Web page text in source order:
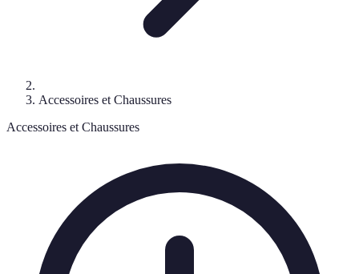
Accessoires et Chaussures
Accessoires et Chaussures